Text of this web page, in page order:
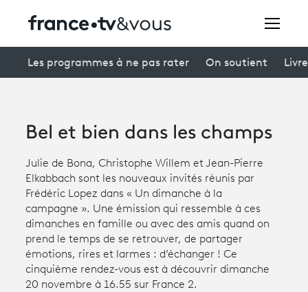
Creators
À la une
Participer et assister à une émission
À votre écoute
Productions et innovation
Les programmes à ne pas rater On soutient
Bel et bien dans les champs
Julie de Bona, Christophe Willem et Jean-Pierre
Elkabbach sont les nouveaux invités réunis par
Frédéric Lopez dans « Un dimanche à la
campagne ». Une émission qui ressemble à ces
dimanches en famille ou avec des amis quand on
prend le temps de se retrouver, de partager
émotions, rires et larmes : d’échanger ! Ce
cinquième rendez-vous est à découvrir dimanche
20 novembre à 16.55 sur France 2.